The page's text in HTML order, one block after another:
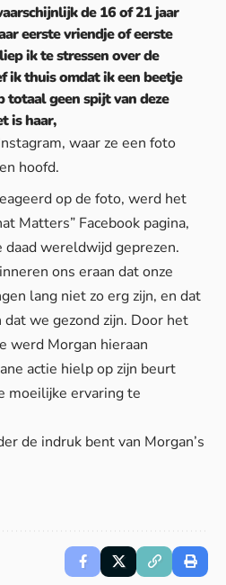
de 16 of 21 jaar
eerste vriendje of eerste
ik te stressen over de
ik thuis omdat ik een beetje
totaal geen spijt van deze
is haar,
waar ze een foto
hoofd.
op de foto, werd het
Matters” Facebook pagina,
daad wereldwijd geprezen.
ons eraan dat onze
lang niet zo erg zijn, en dat
we gezond zijn. Door het
werd Morgan hieraan
actie hielp op zijn beurt
moeilijke ervaring te
de indruk bent van Morgan’s